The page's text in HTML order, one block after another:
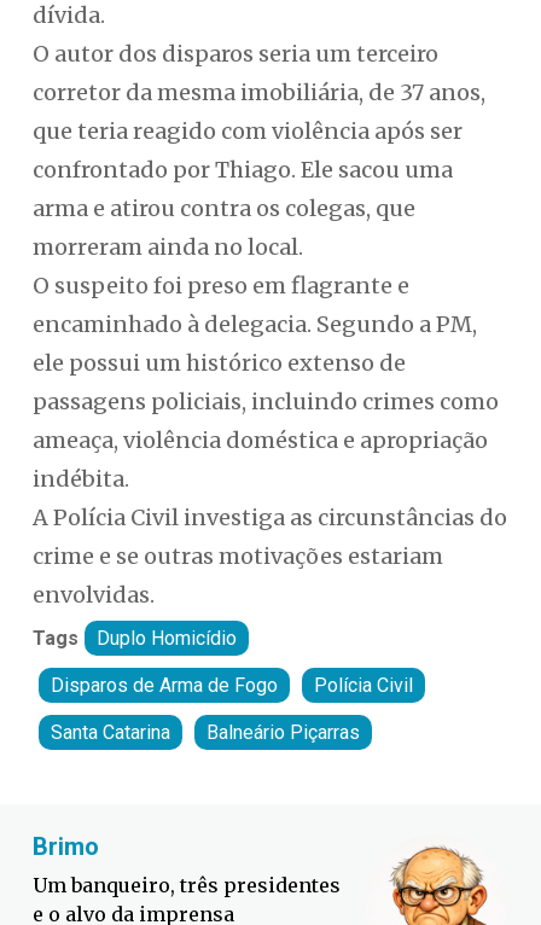
dívida.
O autor dos disparos seria um terceiro
corretor da mesma imobiliária, de 37 anos,
que teria reagido com violência após ser
confrontado por Thiago. Ele sacou uma
arma e atirou contra os colegas, que
morreram ainda no local.
O suspeito foi preso em flagrante e
encaminhado à delegacia. Segundo a PM,
ele possui um histórico extenso de
passagens policiais, incluindo crimes como
ameaça, violência doméstica e apropriação
indébita.
A Polícia Civil investiga as circunstâncias do
crime e se outras motivações estariam
envolvidas.
Tags Duplo Homicídio
Disparos de Arma de Fogo Polícia Civil
Santa Catarina Balneário Piçarras
Fabiano Bordignon
Defesa Civil lança campanha
contra o El Niño em SC